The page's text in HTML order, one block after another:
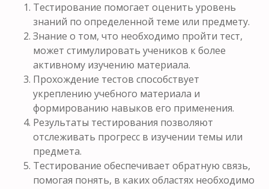
Тестирование помогает оценить уровень
знаний по определенной теме или предмету.
Знание о том, что необходимо пройти тест,
может стимулировать учеников к более
активному изучению материала.
Прохождение тестов способствует
укреплению учебного материала и
формированию навыков его применения.
Результаты тестирования позволяют
отслеживать прогресс в изучении темы или
предмета.
Тестирование обеспечивает обратную связь,
помогая понять, в каких областях необходимо